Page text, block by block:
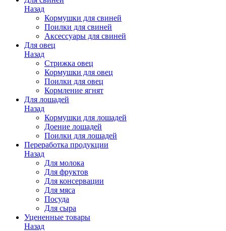
Назад
Кормушки для свиней
Поилки для свиней
Аксессуары для свиней
Для овец
Назад
Стрижка овец
Кормушки для овец
Поилки для овец
Кормление ягнят
Для лошадей
Назад
Кормушки для лошадей
Доение лошадей
Поилки для лошадей
Переработка продукции
Назад
Для молока
Для фруктов
Для консервации
Для мяса
Посуда
Для сыра
Уцененные товары
Назад